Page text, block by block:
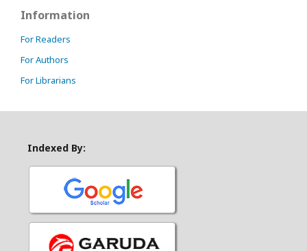
Information
For Readers
For Authors
For Librarians
Indexed By: